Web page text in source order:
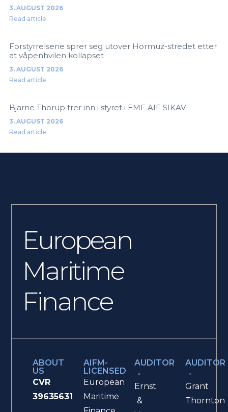
3. AUGUST 2026
Read article
Forstyrrelsene sprer seg utover Hormuz-stredet etter
at våpenhvilen kollapset
3. AUGUST 2026
Read article
Bjarne Thorup trer inn i styret i EMF AIF SIKAV
3. AUGUST 2026
Read article
European
Maritime
Finance
ABOUT
US
CVR
39635631
AIFM-
LICENSED
European
Maritime
AUDITOR
Ernst
&
AUDITOR
Grant
Thornton